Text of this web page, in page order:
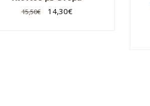
15,50€ 14,30€